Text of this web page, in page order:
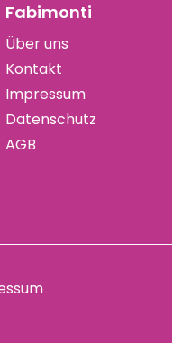
Fabimonti
Über uns
Kontakt
Impressum
Datenschutz
AGB